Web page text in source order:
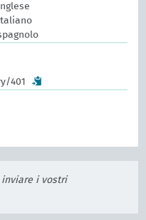
401
i vostri